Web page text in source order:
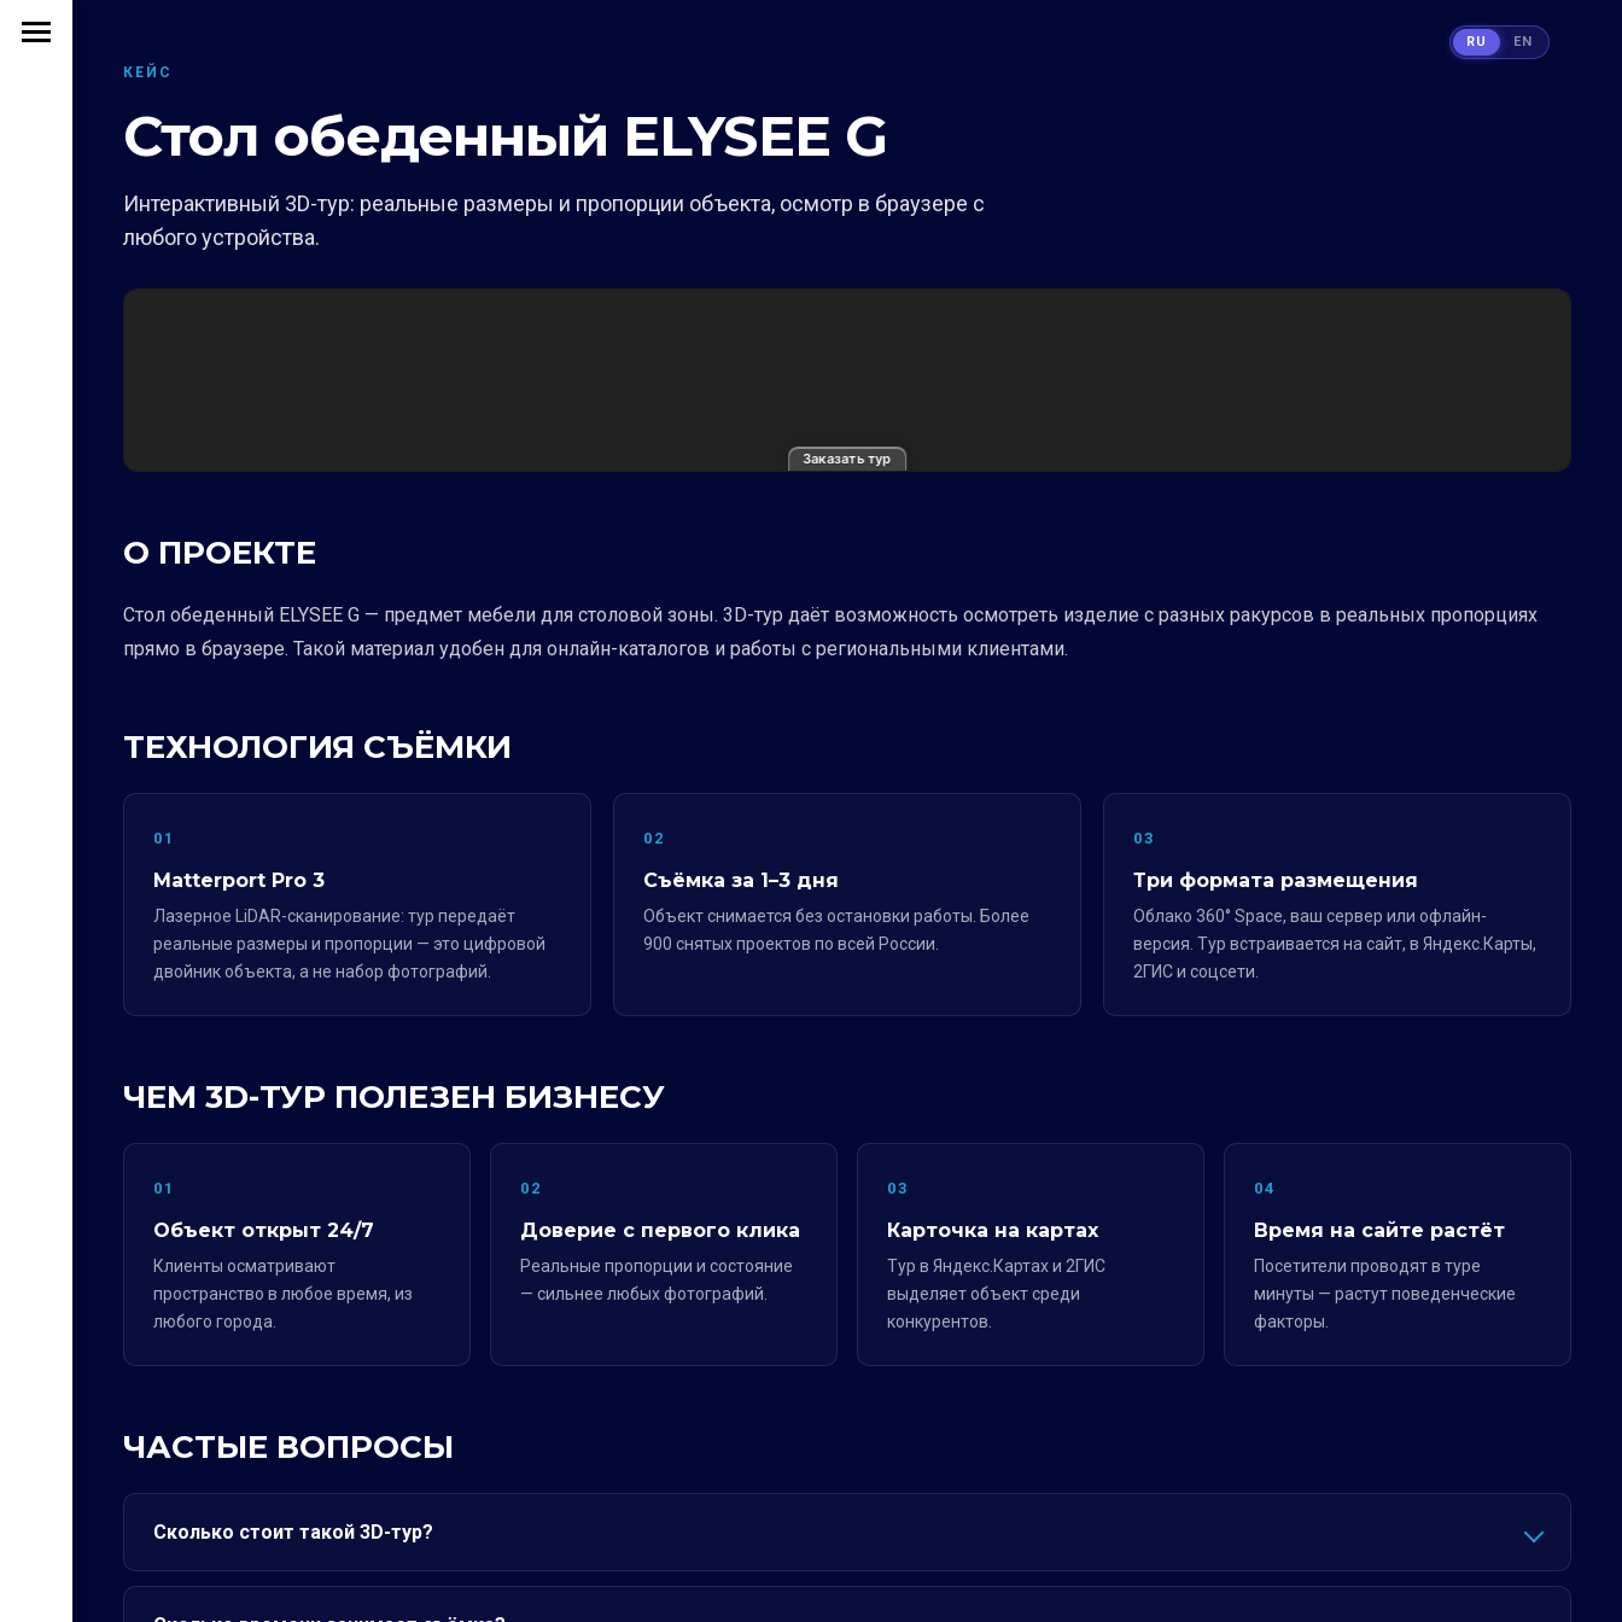
КЕЙС
Стол обеденный ELYSEE G
Интерактивный 3D-тур: реальные размеры и пропорции объекта, осмотр в браузере с
любого устройства.
Заказать тур
О ПРОЕКТЕ
Стол обеденный ELYSEE G — предмет мебели для столовой зоны. 3D-тур даёт возможность осмотреть изделие с разных ракурсов в реальных пропорциях
прямо в браузере. Такой материал удобен для онлайн-каталогов и работы с региональными клиентами.
ТЕХНОЛОГИЯ СЪЁМКИ
01
Matterport Pro 3
Лазерное LiDAR-сканирование: тур передаёт
реальные размеры и пропорции — это цифровой
двойник объекта, а не набор фотографий.
02
Съёмка за 1–3 дня
Объект снимается без остановки работы. Более
900 снятых проектов по всей России.
03
Три формата размещения
Облако 360° Space, ваш сервер или офлайн-
версия. Тур встраивается на сайт, в Яндекс.Карты,
2ГИС и соцсети.
ЧЕМ 3D-ТУР ПОЛЕЗЕН БИЗНЕСУ
01
Объект открыт 24/7
Клиенты осматривают
пространство в любое время, из
любого города.
02
Доверие с первого клика
Реальные пропорции и состояние
— сильнее любых фотографий.
03
Карточка на картах
Тур в Яндекс.Картах и 2ГИС
выделяет объект среди
конкурентов.
04
Время на сайте растёт
Посетители проводят в туре
минуты — растут поведенческие
факторы.
ЧАСТЫЕ ВОПРОСЫ
Сколько стоит такой 3D-тур?
RU EN